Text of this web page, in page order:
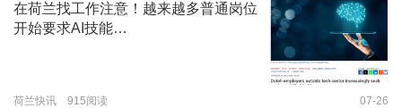
在荷兰找工作注意！越来越多普通岗位
开始要求AI技能…
荷兰快讯 915阅读 07-26